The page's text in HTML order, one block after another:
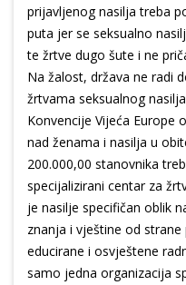
prijavljenog nasilja treba
puta jer se seksualno
te žrtve dugo šute i ne
Na žalost, država ne radi
žrtvama seksualnog
Konvencije Vijeća Europe
nad ženama i nasilja u
200.000,00 stanovnika
specijalizirani centar za
je nasilje specifičan oblik
znanja i vještine od
educirane i osvještene
samo jedna organizacija